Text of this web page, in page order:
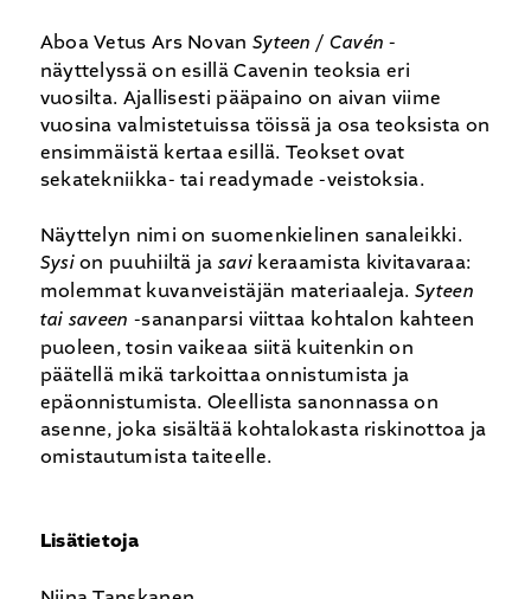
Aboa Vetus Ars Novan Syteen / Cavén -
näyttelyssä on esillä Cavenin teoksia eri
vuosilta. Ajallisesti pääpaino on aivan viime
vuosina valmistetuissa töissä ja osa teoksista on
ensimmäistä kertaa esillä. Teokset ovat
sekatekniikka- tai readymade -veistoksia.
Näyttelyn nimi on suomenkielinen sanaleikki.
Sysion puuhiiltä ja savi keraamista kivitavaraa:
molemmat kuvanveistäjän materiaaleja.Syteen
tai saveen -sananparsi viittaa kohtalon kahteen
puoleen, tosin vaikeaa siitä kuitenkin on
päätellä mikä tarkoittaa onnistumista ja
epäonnistumista. Oleellista sanonnassa on
asenne, joka sisältää kohtalokasta riskinottoa ja
omistautumista taiteelle.
Lisätietoja